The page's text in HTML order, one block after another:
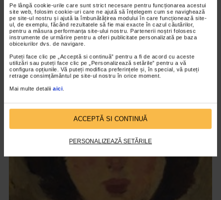
Pe lângă cookie-urile care sunt strict necesare pentru funcționarea acestui
site web, folosim cookie-uri care ne ajută să înțelegem cum se navighează
pe site-ul nostru și ajută la îmbunătățirea modului în care funcționează site-
ul, de exemplu, făcând rezultatele să fie mai exacte în cazul căutărilor,
pentru a măsura performanța site-ului nostru. Partenerii noștri folosesc
instrumente de urmărire pentru a oferi publicitate personalizată pe baza
obiceiurilor dvs. de navigare.
Puteți face clic pe „Acceptă si continuă” pentru a fi de acord cu aceste
utilizări sau puteți face clic pe „Personalizează setările” pentru a vă
configura opțiunile. Vă puteți modifica preferințele și, în special, vă puteți
retrage consimțământul pe site-ul nostru în orice moment.
Mai multe detalii aici
ACCEPTĂ SI CONTINUĂ
PERSONALIZEAZĂ SETĂRILE
CLIPA DE ARTA
ARTS and ARTISTS. Floriama Cândea –
„Invisible Garden #2”
139 vizualizari